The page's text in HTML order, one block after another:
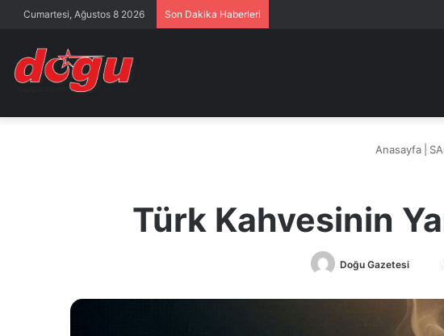
Cumartesi, Ağustos 8 2026 Son Dakika Haberleri
Anasayfa
Türk Kahvesinin
Doğu Gazetesi